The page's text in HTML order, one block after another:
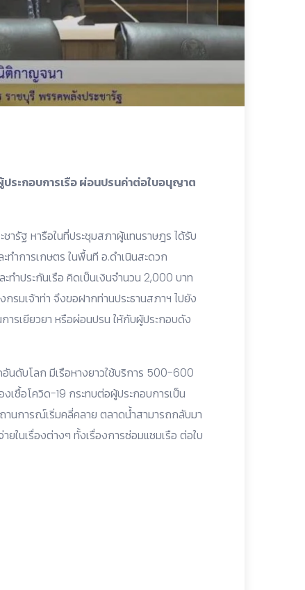
ระกอบการเรือ ผ่อนปรนค่าต่อใบอนุญาต
รัฐ หารือในที่ประชุมสภาผู้แทนราษฎร ได้รับ
ทำการเกษตร ในพื้นที อ.ดำเนินสะดวก
ทำประกันเรือ คิดเป็นเงินจำนวน 2,000 บาท
รมเจ้าท่า จึงขอฝากท่านประธานสภาฯ ไปยัง
ารเยียวยา หรือผ่อนปรน ให้กับผู้ประกอบดัง
นดับโลก มีเรือหางยาวใช้บริการ 500-600
เชื้อโควิด-19 กระทบต่อผู้ประกอบการเป็น
านการณ์เริ่มคลี่คลาย ตลาดน้ำสามารถกลับมา
ยในเรื่องต่างๆ ทั้งเรื่องการซ่อมแซมเรือ ต่อใบ